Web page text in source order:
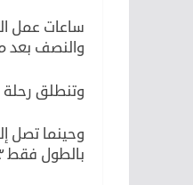
ساعات عمل
والنصف بعد
وتنطلق رحلة
وحينما تصل
بالطول فقط ٣ كم.